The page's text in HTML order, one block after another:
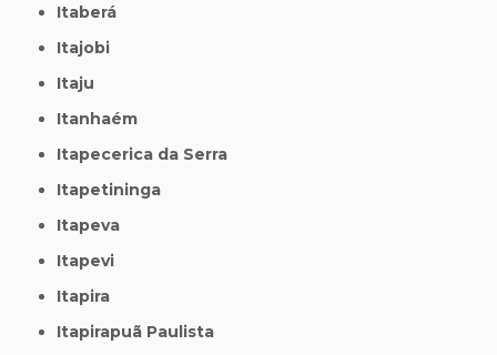
Itaberá
Itajobi
Itaju
Itanhaém
Itapecerica da Serra
Itapetininga
Itapeva
Itapevi
Itapira
Itapirapuã Paulista